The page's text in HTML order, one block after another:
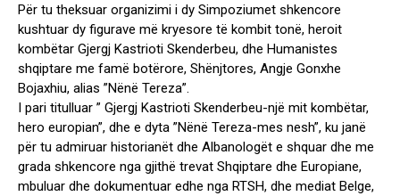
Për tu theksuar organizimi i dy Simpoziumet shkencore
kushtuar dy figurave më kryesore të kombit tonë, heroit
kombëtar Gjergj Kastrioti Skenderbeu, dhe Humanistes
shqiptare me famë botërore, Shënjtores, Angje Gonxhe
Bojaxhiu, alias ”Nënë Tereza”.
I pari titulluar ” Gjergj Kastrioti Skenderbeu-një mit kombëtar,
hero europian”, dhe e dyta ”Nënë Tereza-mes nesh”, ku janë
për tu admiruar historianët dhe Albanologët e shquar dhe me
grada shkencore nga gjithë trevat Shqiptare dhe Europiane,
mbuluar dhe dokumentuar edhe nga RTSH, dhe mediat Belge,